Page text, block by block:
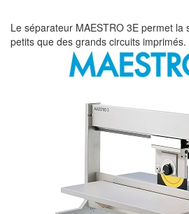
Le séparateur MAESTRO 3E permet la
petits que des grands circuits imprimés.